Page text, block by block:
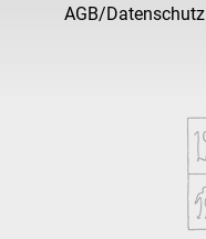
AGB/Datenschutz